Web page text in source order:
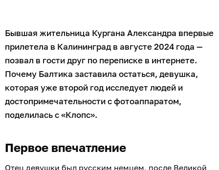
Бывшая жительница Кургана Александра впервые
прилетела в Калининград в августе 2024 года —
позвал в гости друг по переписке в интернете.
Почему Балтика заставила остаться, девушка,
которая уже второй год исследует людей и
достопримечательности с фотоаппаратом,
поделилась с «Клопс».
Первое впечатление
Отец девушки был русским немцем, после Великой